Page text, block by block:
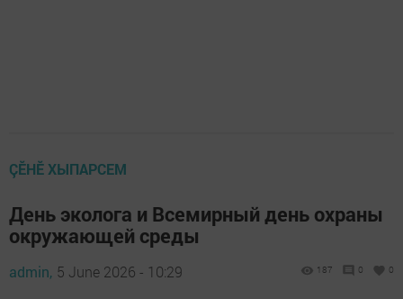
ÇӖНӖ ХЫПАРСЕМ
День эколога и Всемирный день охраны
окружающей среды
admin, 5 June 2026 - 10:29 187 0 0